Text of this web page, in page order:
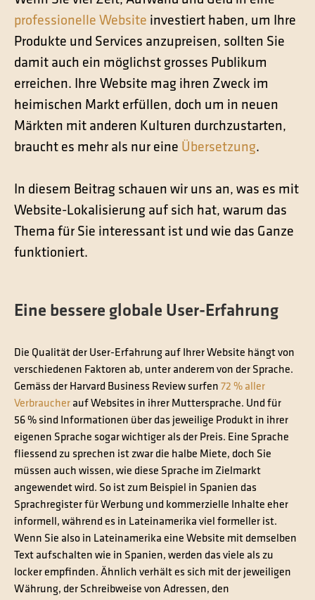
Technische Übersetzungen
Übersetzungen im Bereich Rohstoffe und Energie
Kontakt
professionelle Website investiert haben, um Ihre
Produkte und Services anzupreisen, sollten Sie
damit auch ein möglichst grosses Publikum
erreichen. Ihre Website mag ihren Zweck im
heimischen Markt erfüllen, doch um in neuen
Märkten mit anderen Kulturen durchzustarten,
braucht es mehr als nur eine Übersetzung.
In diesem Beitrag schauen wir uns an, was es mit
Website-Lokalisierung auf sich hat, warum das
Thema für Sie interessant ist und wie das Ganze
funktioniert.
Eine bessere globale User-Erfahrung
Die Qualität der User-Erfahrung auf Ihrer Website hängt von
verschiedenen Faktoren ab, unter anderem von der Sprache.
Gemäss der Harvard Business Review surfen 72 % aller
Verbraucher auf Websites in ihrer Muttersprache. Und für
56 % sind Informationen über das jeweilige Produkt in ihrer
eigenen Sprache sogar wichtiger als der Preis. Eine Sprache
fliessend zu sprechen ist zwar die halbe Miete, doch Sie
müssen auch wissen, wie diese Sprache im Zielmarkt
angewendet wird. So ist zum Beispiel in Spanien das
Sprachregister für Werbung und kommerzielle Inhalte eher
informell, während es in Lateinamerika viel formeller ist.
Wenn Sie also in Lateinamerika eine Website mit demselben
Text aufschalten wie in Spanien, werden das viele als zu
locker empfinden. Ähnlich verhält es sich mit der jeweiligen
Währung, der Schreibweise von Adressen, den